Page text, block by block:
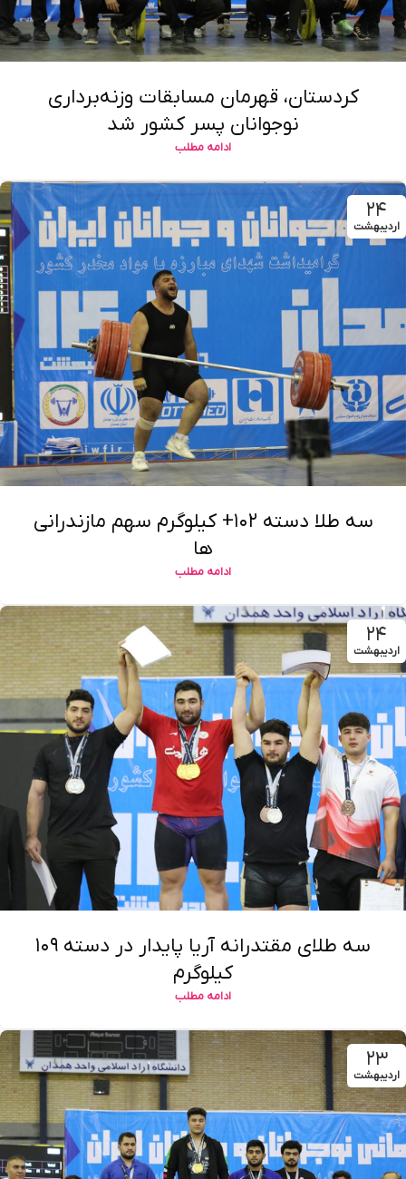
کردستان، قهرمان مسابقات وزنه‌برداری
نوجوانان پسر کشور شد
ادامه مطلب
۲۴
اردیبهشت
سه طلا دسته ۱۰۲+ کیلوگرم سهم مازندرانی
ها
ادامه مطلب
۲۴
اردیبهشت
سه طلای مقتدرانه آریا پایدار در دسته ۱۰۹
کیلوگرم
ادامه مطلب
۲۳
اردیبهشت